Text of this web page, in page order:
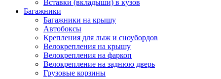
Вставки (вкладыши) в кузов
Багажники
Багажники на крышу
Автобоксы
Крепления для лыж и сноубордов
Велокрепления на крышу
Велокрепления на фаркоп
Велокрепление на заднюю дверь
Грузовые корзины